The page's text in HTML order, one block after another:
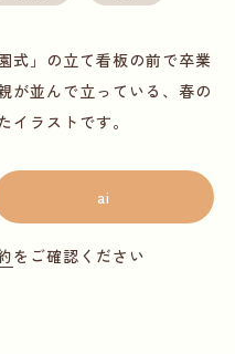
式」の立て看板の前で卒業
が並んで立っている、春の
イラストです。
ai
をご確認ください